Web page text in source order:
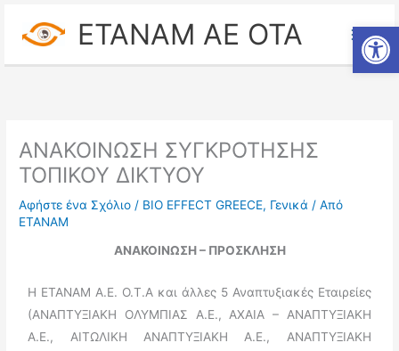
ETANAM ΑΕ ΟΤΑ
ΑΝΑΚΟΙΝΩΣΗ ΣΥΓΚΡΟΤΗΣΗΣ
ΤΟΠΙΚΟΥ ΔΙΚΤΥΟΥ
Αφήστε ένα Σχόλιο / BIO EFFECT GREECE, Γενικά / Από
ΕΤΑΝΑΜ
ΑΝΑΚΟΙΝΩΣΗ – ΠΡΟΣΚΛΗΣΗ
Η ΕΤΑΝΑΜ Α.Ε. Ο.Τ.Α και άλλες 5 Αναπτυξιακές Εταιρείες
(ΑΝΑΠΤΥΞΙΑΚΗ ΟΛΥΜΠΙΑΣ Α.Ε., ΑΧΑΙΑ – ΑΝΑΠΤΥΞΙΑΚΗ
Α.Ε., ΑΙΤΩΛΙΚΗ ΑΝΑΠΤΥΞΙΑΚΗ Α.Ε., ΑΝΑΠΤΥΞΙΑΚΗ